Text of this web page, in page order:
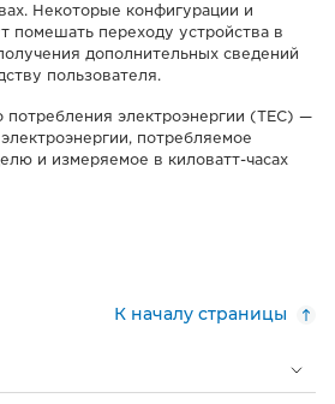
Некоторые конфигурации и
помешать переходу устройства в
дополнительных сведений
пользователя.
потребления электроэнергии (TEC) —
потребляемое
и измеряемое в киловатт-часах
К началу страницы